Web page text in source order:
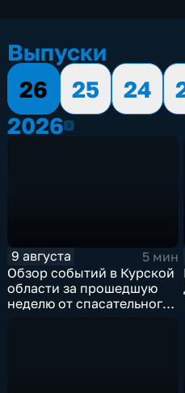
Выпуски
26
25 24
20262026
9 августа
5 мин
Обзор событий в Курской
области за прошедшую
неделю от спасательного